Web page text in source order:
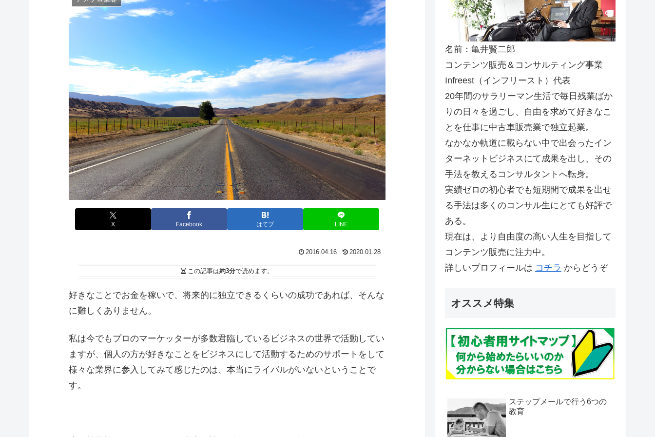
X Facebook はてブ LINE
2016.04.16 2020.01.28
この記事は約3分で読めます。
好きなことでお金を稼いで、将来的に独立できるくらいの成功であれば、そんな
に難しくありません。
私は今でもプロのマーケッターが多数君臨しているビジネスの世界で活動してい
ますが、個人の方が好きなことをビジネスにして活動するためのサポートをして
様々な業界に参入してみて感じたのは、本当にライバルがいないということで
す。
名前：亀井賢二郎
コンテンツ販売＆コンサルティング事業
Infreest（インフリースト）代表
20年間のサラリーマン生活で毎日残業ばか
りの日々を過ごし、自由を求めて好きなこ
とを仕事に中古車販売業で独立起業。
なかなか軌道に載らない中で出会ったイン
ターネットビジネスにて成果を出し、その
手法を教えるコンサルタントへ転身。
実績ゼロの初心者でも短期間で成果を出せ
る手法は多くのコンサル生にとても好評で
ある。
現在は、より自由度の高い人生を目指して
コンテンツ販売に注力中。
詳しいプロフィールは コチラ からどうぞ
オススメ特集
ステップメールで行う6つの
教育